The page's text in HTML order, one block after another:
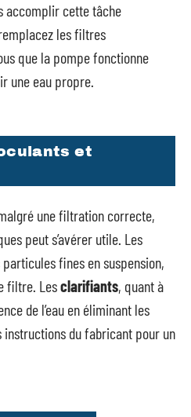
accomplir cette tâche
les filtres
que la pompe fonctionne
une eau propre.
et
une filtration correcte,
peut s’avérer utile. Les
fines en suspension,
filtre. Lesclarifiants, quant à
de l’eau en éliminant les
du fabricant pour un